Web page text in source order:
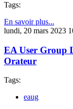
Tags:
En savoir plus...
lundi, 20 mars 2023
EA User Group
Orateur
Tags:
eaug